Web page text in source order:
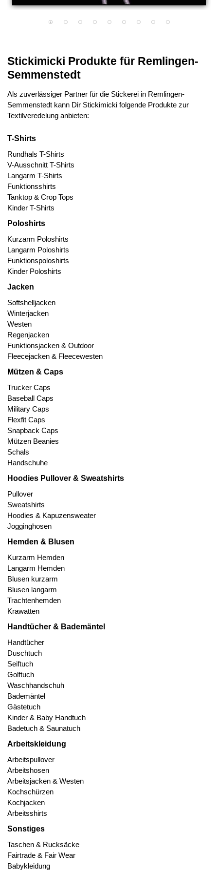
Stickimicki Produkte für Remlingen-
Semmenstedt
Als zuverlässiger Partner für die Stickerei in Remlingen-
Semmenstedt kann Dir Stickimicki folgende Produkte zur
Textilveredelung anbieten:
T-Shirts
Rundhals T-Shirts
V-Ausschnitt T-Shirts
Langarm T-Shirts
Funktionsshirts
Tanktop & Crop Tops
Kinder T-Shirts
Poloshirts
Kurzarm Poloshirts
Langarm Poloshirts
Funktionspoloshirts
Kinder Poloshirts
Jacken
Softshelljacken
Winterjacken
Westen
Regenjacken
Funktionsjacken & Outdoor
Fleecejacken & Fleecewesten
Mützen & Caps
Trucker Caps
Baseball Caps
Military Caps
Flexfit Caps
Snapback Caps
Mützen Beanies
Schals
Handschuhe
Hoodies Pullover & Sweatshirts
Pullover
Sweatshirts
Hoodies & Kapuzensweater
Jogginghosen
Hemden & Blusen
Kurzarm Hemden
Langarm Hemden
Blusen kurzarm
Blusen langarm
Trachtenhemden
Krawatten
Handtücher & Bademäntel
Handtücher
Duschtuch
Seiftuch
Golftuch
Waschhandschuh
Bademäntel
Gästetuch
Kinder & Baby Handtuch
Badetuch & Saunatuch
Arbeitskleidung
Arbeitspullover
Arbeitshosen
Arbeitsjacken & Westen
Kochschürzen
Kochjacken
Arbeitsshirts
Sonstiges
Taschen & Rucksäcke
Fairtrade & Fair Wear
Babykleidung